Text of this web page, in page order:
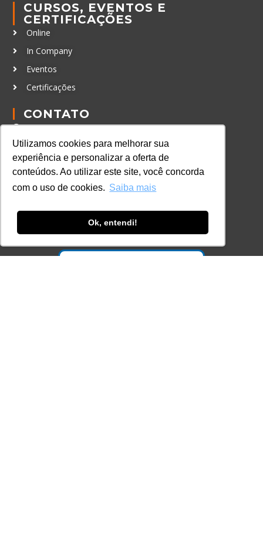
Utilizamos cookies para melhorar sua
experiência e personalizar a oferta de
conteúdos. Ao utilizar este site, você concorda
com o uso de cookies. Saiba mais
Ok, entendi!
CURSOS, EVENTOS E
CERTIFICAÇÕES
Online
In Company
Eventos
Certificações
CONTATO
+55 11 3259-2837
+55 11 98924-8322
contato@lec.com.br
Consulte aqui o cadastro da Instituição no
Sistema e-MEC